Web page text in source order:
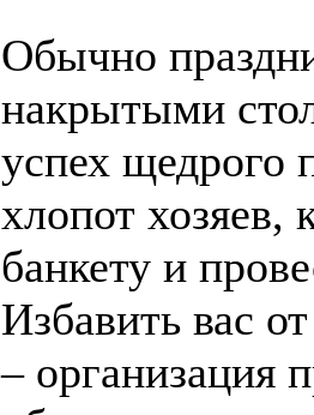
Обычно
накрытыми
успех щедрого
хлопот хозяев,
банкету и
Избавить вас
– организация